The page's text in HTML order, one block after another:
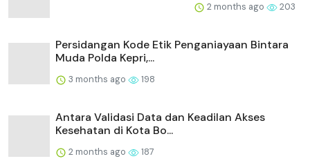
2 months ago 203
Persidangan Kode Etik Penganiayaan Bintara
Muda Polda Kepri,...
3 months ago 198
Antara Validasi Data dan Keadilan Akses
Kesehatan di Kota Bo...
2 months ago 187